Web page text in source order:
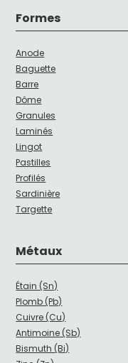
Formes
Anode
Baguette
Barre
Dôme
Granules
Laminés
Lingot
Pastilles
Profilés
Sardinière
Targette
Métaux
Étain (Sn)
Plomb (Pb)
Cuivre (Cu)
Antimoine (Sb)
Bismuth (Bi)